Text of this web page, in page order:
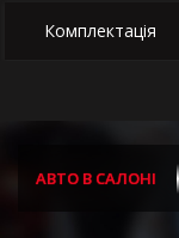
Комплектація
АВТО В САЛОНІ